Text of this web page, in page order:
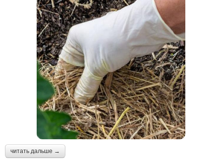
читать дальше →